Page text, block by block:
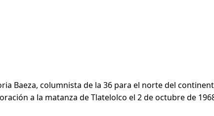
Baeza, columnista de la 36 para el norte del
a la matanza de Tlatelolco el 2 de octubre de